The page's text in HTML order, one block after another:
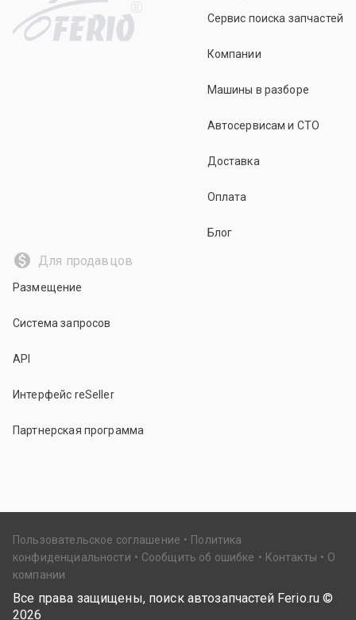
R
Сервис поиска запчастей
Компании
Машины в разборе
Автосервисам и СТО
Доставка
Оплата
Блог
Для продавцов
Размещение
Система запросов
API
Интерфейс reSeller
Партнерская программа
Пользовательское соглашение
Политика
конфиденциальности
Сообщить об ошибке Контакты
О
компании
Все права защищены, поиск автозапчастей Ferio.ru ©
2026